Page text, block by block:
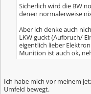
Sicherlich wird die BW
denen normalerweise
Aber ich denke auch
LKW guckt (Aufbruch/
eigentlich lieber
Munition ist auch ok,
Ich habe mich vor meinem
Umfeld bewegt.